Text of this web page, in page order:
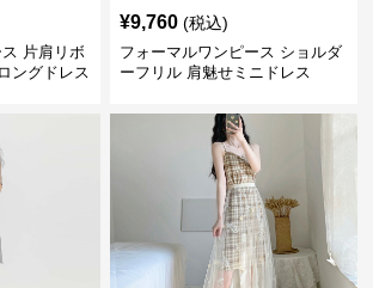
片肩リボ
ングドレス
¥9,760 (税込)
フォーマルワンピース ショルダ
ーフリル 肩魅せミニドレス